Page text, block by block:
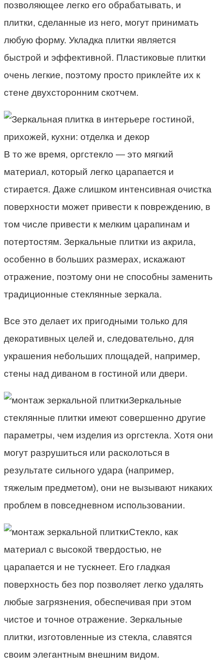
позволяющее легко его обрабатывать, и
плитки, сделанные из него, могут принимать
любую форму. Укладка плитки является
быстрой и эффективной. Пластиковые плитки
очень легкие, поэтому просто приклейте их к
стене двухсторонним скотчем.
В то же время, оргстекло — это мягкий
материал, который легко царапается и
стирается. Даже слишком интенсивная очистка
поверхности может привести к повреждению, в
том числе привести к мелким царапинам и
потертостям. Зеркальные плитки из акрила,
особенно в больших размерах, искажают
отражение, поэтому они не способны заменить
традиционные стеклянные зеркала.
Все это делает их пригодными только для
декоративных целей и, следовательно, для
украшения небольших площадей, например,
стены над диваном в гостиной или двери.
Зеркальные
стеклянные плитки имеют совершенно другие
параметры, чем изделия из оргстекла. Хотя они
могут разрушиться или расколоться в
результате сильного удара (например,
тяжелым предметом), они не вызывают никаких
проблем в повседневном использовании.
Стекло, как
материал с высокой твердостью, не
царапается и не тускнеет. Его гладкая
поверхность без пор позволяет легко удалять
любые загрязнения, обеспечивая при этом
чистое и точное отражение. Зеркальные
плитки, изготовленные из стекла, славятся
своим элегантным внешним видом.